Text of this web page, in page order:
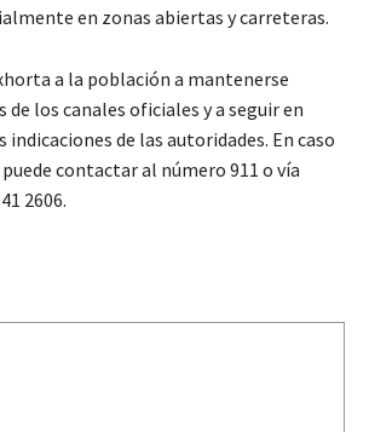
en zonas abiertas y carreteras.
a la población a mantenerse
los canales oficiales y a seguir en
de las autoridades. En caso
contactar al número 911 o vía
2606.